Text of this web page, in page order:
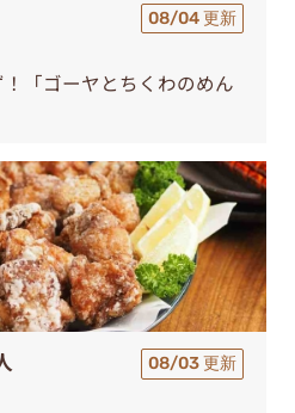
08/04 更新
「ゴーヤとちくわのめん
08/03 更新